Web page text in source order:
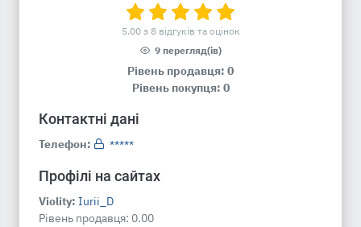
5.00 з 8 відгуків та оцінок
9 перегляд(ів)
Рівень продавця: 0
Рівень покупця: 0
Контактні дані
Телефон: *****
Профілі на сайтах
Violity: Iurii_D
Рівень продавця: 0.00